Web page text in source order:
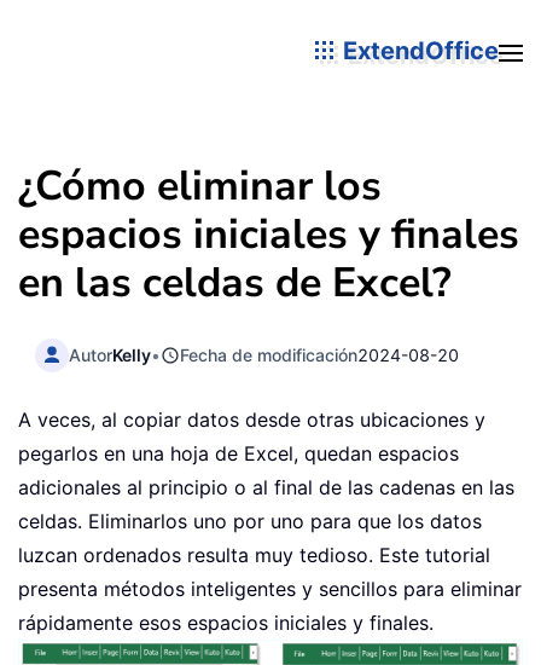
ExtendOffice
¿Cómo eliminar los
espacios iniciales y finales
en las celdas de Excel?
AutorKelly• Fecha de modificación2024-08-20
A veces, al copiar datos desde otras ubicaciones y
pegarlos en una hoja de Excel, quedan espacios
adicionales al principio o al final de las cadenas en las
celdas. Eliminarlos uno por uno para que los datos
luzcan ordenados resulta muy tedioso. Este tutorial
presenta métodos inteligentes y sencillos para eliminar
rápidamente esos espacios iniciales y finales.